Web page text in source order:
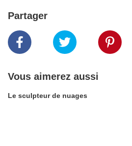
Partager
Vous aimerez aussi
Le sculpteur de nuages